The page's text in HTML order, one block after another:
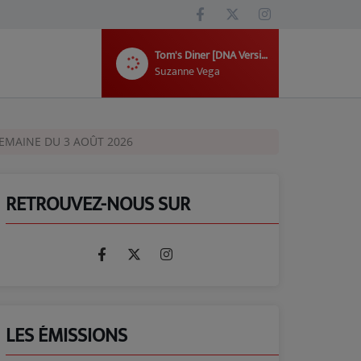
Tom's Diner [DNA Version]
Suzanne Vega
DU 3 AOÛT 2026
RETROUVEZ-NOUS SUR
LES ÉMISSIONS